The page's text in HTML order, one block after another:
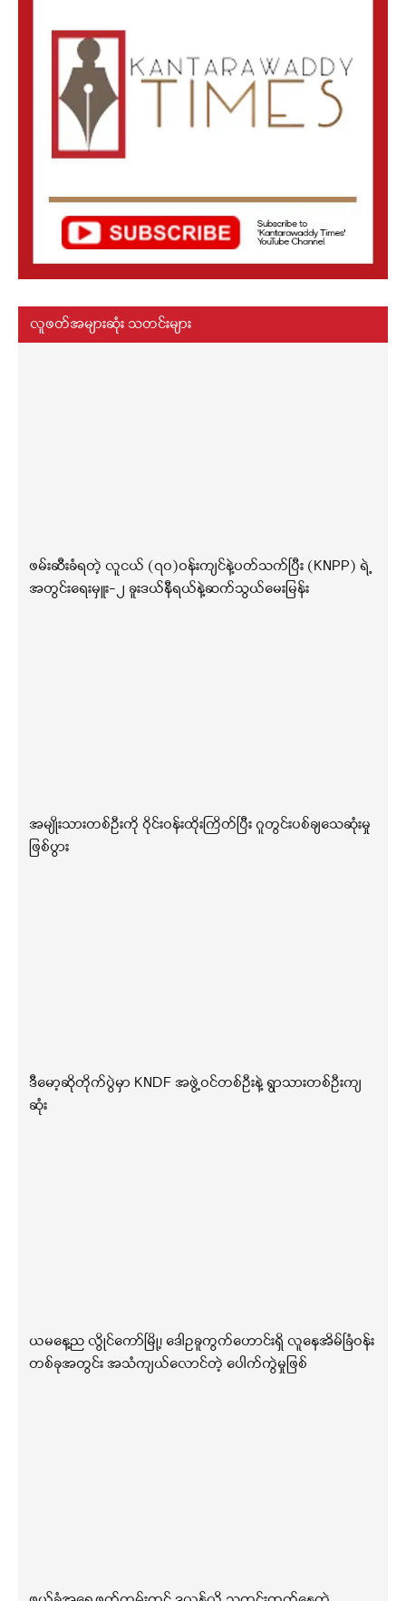
လူဖတ်အများဆုံး သတင်းများ
ဖမ်းဆီးခံရတဲ့ လူငယ် (၇၀)ဝန်းကျင်နဲ့ပတ်သက်ပြီး (KNPP) ရဲ့
အတွင်းရေးမှူး-၂ ခူးဒယ်နီရယ်နဲ့ဆက်သွယ်မေးမြန်း
အမျိုးသားတစ်ဦးကို ဝိုင်းဝန်းထိုးကြိတ်ပြီး ဂူတွင်းပစ်ချသေဆုံးမှု
ဖြစ်ပွား
ဒီမော့ဆိုတိုက်ပွဲမှာ KNDF အဖွဲ့ဝင်တစ်ဦးနဲ့ ရွာသားတစ်ဦးကျ
ဆုံး
ယမနေ့ည လွိုင်ကော်မြို့၊ ဒေါဥခူကွက်ဟောင်းရှိ လူနေအိမ်ခြံဝန်း
တစ်ခုအတွင်း အသံကျယ်လောင်တဲ့ ပေါက်ကွဲမှုဖြစ်